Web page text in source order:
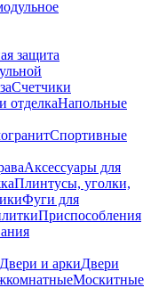
защита
Счетчики
отделкаНапольные
Спортивные
Аксессуары для
Плинтусы, уголки,
Фуги для
Приспособления
Двери и аркиДвери
Москитные